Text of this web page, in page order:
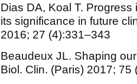
Dias DA, Koal T.
its significance in future
2016; 27 (4):331–343
Beaudeux JL. Shaping
Biol. Clin. (Paris) 2017; 75